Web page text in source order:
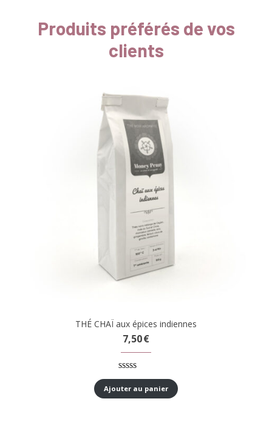
Produits préférés de vos
clients
THÉ CHAÏ aux épices indiennes
7,50€
sur 5 basé
Ajouter au panier